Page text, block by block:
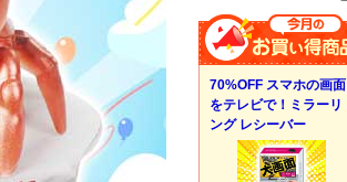
70%OFF スマホの画面
をテレビで！ミラーリ
ング レシーバー